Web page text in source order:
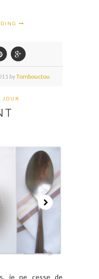
byTombouctou
JOUR
je ne cesse de